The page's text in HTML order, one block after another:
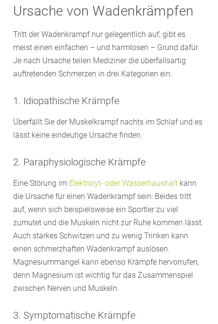
Ursache von Wadenkrämpfen
Tritt der Wadenkrampf nur gelegentlich auf, gibt es
meist einen einfachen – und harmlosen – Grund dafür.
Je nach Ursache teilen Mediziner die überfallsartig
auftretenden Schmerzen in drei Kategorien ein:
1. Idiopathische Krämpfe
Überfällt Sie der Muskelkrampf nachts im Schlaf und es
lässt keine eindeutige Ursache finden.
2. Paraphysiologische Krämpfe
Eine Störung im Elektrolyt- oder Wasserhaushalt kann
die Ursache für einen Wadenkrampf sein: Beides tritt
auf, wenn sich beispielsweise ein Sportler zu viel
zumutet und die Muskeln nicht zur Ruhe kommen lässt.
Auch starkes Schwitzen und zu wenig Trinken kann
einen schmerzhaften Wadenkrampf auslösen.
Magnesiummangel kann ebenso Krämpfe hervorrufen,
denn Magnesium ist wichtig für das Zusammenspiel
zwischen Nerven und Muskeln.
3. Symptomatische Krämpfe